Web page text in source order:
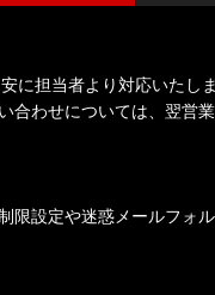
に担当者より対応いたしま
わせについては、翌営
設定や迷惑メールフォ